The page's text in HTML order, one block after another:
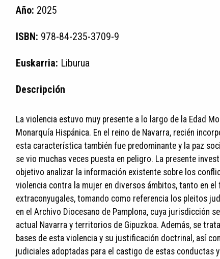
Año: 2025
ISBN: 978-84-235-3709-9
Euskarria: Liburua
Descripción
La violencia estuvo muy presente a lo largo de la Edad
Monarquía Hispánica. En el reino de Navarra, recién
esta característica también fue predominante y la paz
se vio muchas veces puesta en peligro. La presente
objetivo analizar la información existente sobre los
violencia contra la mujer en diversos ámbitos, tanto en
extraconyugales, tomando como referencia los pleitos
en el Archivo Diocesano de Pamplona, cuya jurisdicción
actual Navarra y territorios de Gipuzkoa. Además, se
bases de esta violencia y su justificación doctrinal, así
judiciales adoptadas para el castigo de estas conductas